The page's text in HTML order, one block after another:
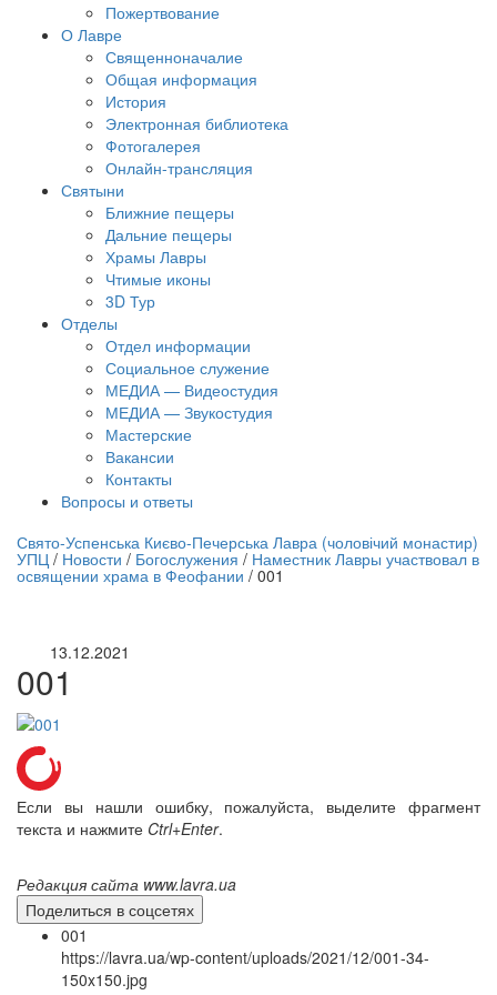
Пожертвование
О Лавре
Священноначалие
Общая информация
История
Электронная библиотека
Фотогалерея
Онлайн-трансляция
Святыни
Ближние пещеры
Дальние пещеры
Храмы Лавры
Чтимые иконы
3D Тур
Отделы
Отдел информации
Социальное служение
МЕДИА — Видеостудия
МЕДИА — Звукостудия
Мастерские
Вакансии
Контакты
Вопросы и ответы
трансляция | 12 сентября
трансляции
Свято-Успенська Києво-Печерська Лавра (чоловічий монастир)
УПЦ / Новости / Богослужения / Наместник Лавры участвовал в
освящении храма в Феофании / 001
13.12.2021
001
Если вы нашли ошибку, пожалуйста, выделите фрагмент
текста и нажмите Ctrl+Enter.
Редакция сайта www.lavra.ua
Поделиться в соцсетях
001
https://lavra.ua/wp-content/uploads/2021/12/001-34-
150x150.jpg